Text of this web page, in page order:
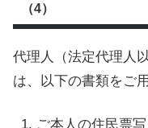
（4）
代理人（法定代理人
は、以下の書類をご
ご本人の住民票